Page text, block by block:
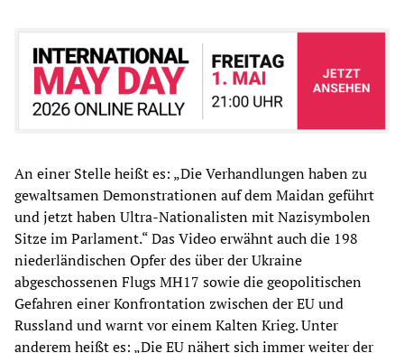
An einer Stelle heißt es: „Die Verhandlungen haben zu
gewaltsamen Demonstrationen auf dem Maidan geführt
und jetzt haben Ultra-Nationalisten mit Nazisymbolen
Sitze im Parlament.“ Das Video erwähnt auch die 198
niederländischen Opfer des über der Ukraine
abgeschossenen Flugs MH17 sowie die geopolitischen
Gefahren einer Konfrontation zwischen der EU und
Russland und warnt vor einem Kalten Krieg. Unter
anderem heißt es: „Die EU nähert sich immer weiter der